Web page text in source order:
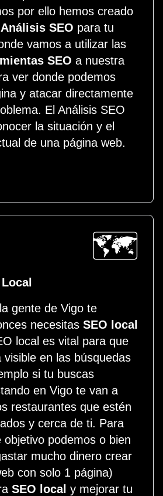
por ello hemos creado
Análisis SEO para tu
vamos a utilizar las
SEO a nuestra
ver donde podemos
y atacar directamente
El Análisis SEO
la situación y el
de una página web.
🗺️
gente de Vigo te
necesitas SEO local
local es vital para que
visible en las búsquedas
si tu buscas
en Vigo te van a
restaurantes que estén
y cerca de ti. Para
objetivo podemos o bien
mucho dinero crear
con solo 1 página)
SEO local y mejorar tu